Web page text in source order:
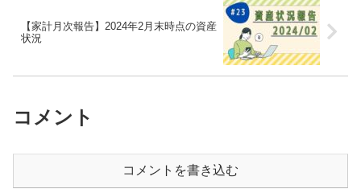
【家計月次報告】2024年2月末時点の資産
状況
コメント
コメントを書き込む